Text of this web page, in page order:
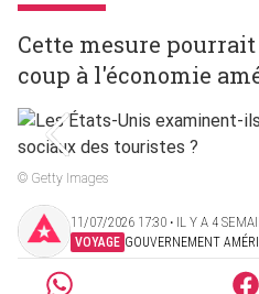
Cette mesure
coup à l'économie
© Getty Images
11/07/2026 17:30 ‧ IL Y A 4
VOYAGE GOUVERNEMENT